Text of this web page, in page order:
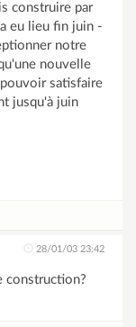
construire par
eu lieu fin juin -
notre
nouvelle
satisfaire
jusqu'à juin
28/01/03 23:42
construction?